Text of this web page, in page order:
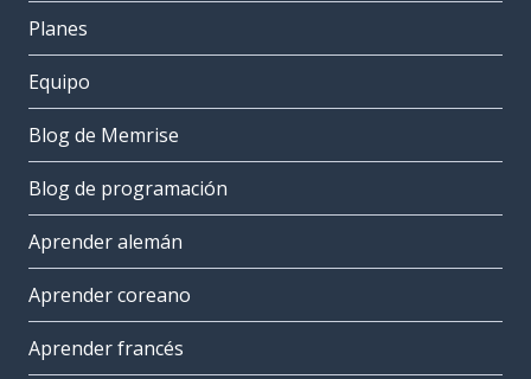
Planes
Equipo
Blog de Memrise
Blog de programación
Aprender alemán
Aprender coreano
Aprender francés